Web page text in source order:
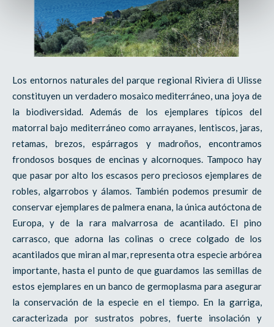
Los entornos naturales del parque regional Riviera di Ulisse
constituyen un verdadero mosaico mediterráneo, una joya de
la biodiversidad. Además de los ejemplares típicos del
matorral bajo mediterráneo como arrayanes, lentiscos, jaras,
retamas, brezos, espárragos y madroños, encontramos
frondosos bosques de encinas y alcornoques. Tampoco hay
que pasar por alto los escasos pero preciosos ejemplares de
robles, algarrobos y álamos. También podemos presumir de
conservar ejemplares de palmera enana, la única autóctona de
Europa, y de la rara malvarrosa de acantilado. El pino
carrasco, que adorna las colinas o crece colgado de los
acantilados que miran al mar, representa otra especie arbórea
importante, hasta el punto de que guardamos las semillas de
estos ejemplares en un banco de germoplasma para asegurar
la conservación de la especie en el tiempo. En la garriga,
caracterizada por sustratos pobres, fuerte insolación y